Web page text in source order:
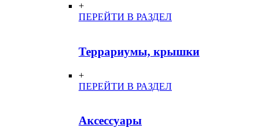
+
ПЕРЕЙТИ В РАЗДЕЛ
Террариумы, крышки
+
ПЕРЕЙТИ В РАЗДЕЛ
Аксессуары